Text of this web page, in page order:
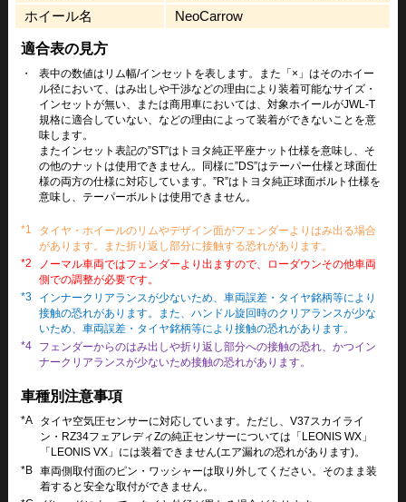
ホイール名
NeoCarrow
適合表の見方
・
表中の数値はリム幅/インセットを表します。また「×」はそのホイー
ル径において、はみ出しや干渉などの理由により装着可能なサイズ・
インセットが無い、または商用車においては、対象ホイールがJWL-T
規格に適合していない、などの理由によって装着ができないことを意
味します。
またインセット表記の”ST”はトヨタ純正平座ナット仕様を意味し、そ
の他のナットは使用できません。同様に”DS”はテーパー仕様と球面仕
様の両方の仕様に対応しています。”R”はトヨタ純正球面ボルト仕様を
意味し、テーパーボルトは使用できません。
*1
タイヤ・ホイールのリムやデザイン面がフェンダーよりはみ出る場合
があります。また折り返し部分に接触する恐れがあります。
*2
ノーマル車両ではフェンダーより出ますので、ローダウンその他車両
側での調整が必要です。
*3
インナークリアランスが少ないため、車両誤差・タイヤ銘柄等により
接触の恐れがあります。また、ハンドル旋回時のクリアランスが少な
いため、車両誤差・タイヤ銘柄等により接触の恐れがあります。
*4
フェンダーからのはみ出しや折り返し部分への接触の恐れ、かつイン
ナークリアランスが少ないため接触の恐れがあります。
車種別注意事項
*A
タイヤ空気圧センサーに対応しています。ただし、V37スカイライ
ン・RZ34フェアレディZの純正センサーについては「LEONIS WX」
「LEONIS VX」には装着できません(エア漏れの恐れがあります)。
*B 車両側取付面のピン・ワッシャーは取り外してください。そのまま装
着すると安全な取付ができません。